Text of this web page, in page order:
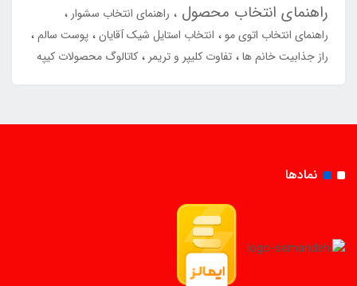
راهنمای انتخاب محصول
راهنمای انتخاب سشوار
راهنمای انتخاب اتوی مو
انتخاب استایل شیک آقایان پوست سالم
راز جذابیت خانم ها تفاوت کلیپر و تریمر کاتالوگ محصولات کیپه
نمادها